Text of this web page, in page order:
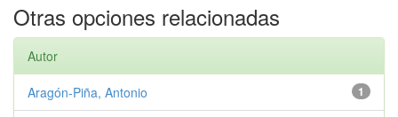
Otras opciones relacionadas
Autor
1
Aragón-Piña, Antonio